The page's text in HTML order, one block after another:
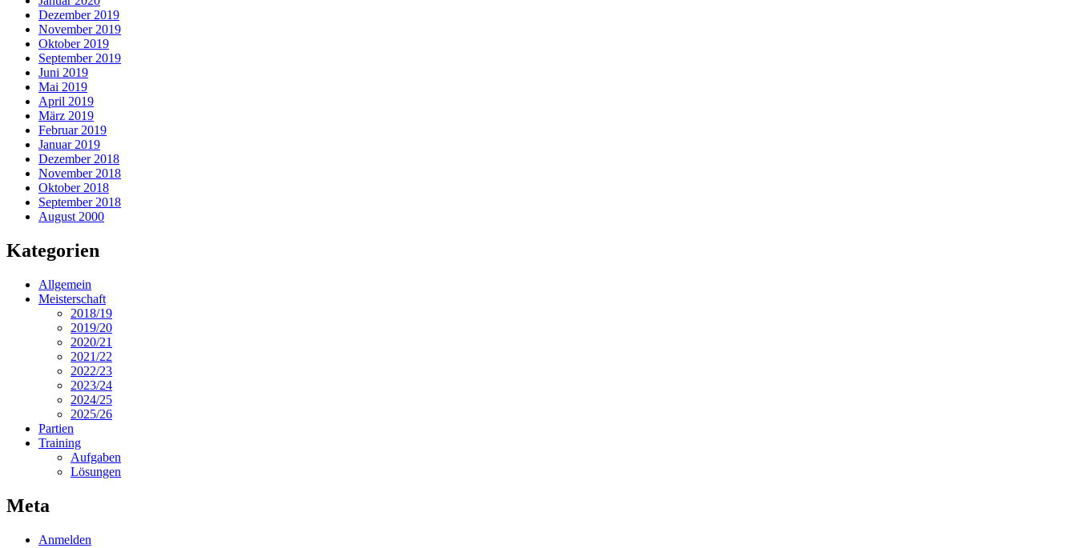
Dezember 2019
November 2019
Oktober 2019
September 2019
Juni 2019
Mai 2019
April 2019
März 2019
Februar 2019
Januar 2019
Dezember 2018
November 2018
Oktober 2018
September 2018
August 2000
Kategorien
Allgemein
Meisterschaft
2018/19
2019/20
2020/21
2021/22
2022/23
2023/24
2024/25
2025/26
Partien
Training
Aufgaben
Lösungen
Meta
Anmelden